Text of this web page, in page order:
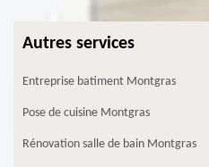
Autres services
Entreprise batiment Montgras
Pose de cuisine Montgras
Rénovation salle de bain Montgras